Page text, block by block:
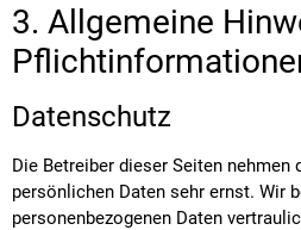
3. Allgemeine
Datenschutz
Die Betreiber dieser Seiten nehmen
persönlichen Daten sehr ernst. Wir
personenbezogenen Daten